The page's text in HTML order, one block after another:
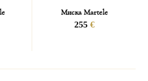
Миска Martele
255€